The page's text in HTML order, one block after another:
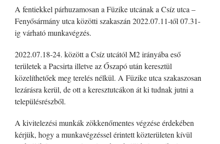
A fentiekkel párhuzamosan a Füzike utcának a Csíz utca –
Fenyősármány utca közötti szakaszán 2022.07.11-től 07.31-
ig várható munkavégzés.
2022.07.18-24. között a Csíz utcától M2 irányába eső
területek a Pacsirta illetve az Őszapó után keresztül
közelíthetőek meg terelés nélkül. A Füzike utca szakaszosan
lezárásra kerül, de ott a keresztutcákon át ki tudnak jutni a
településrészből.
A kivitelezési munkák zökkenőmentes végzése érdekében
kérjük, hogy a munkavégzéssel érintett közterületen kívül